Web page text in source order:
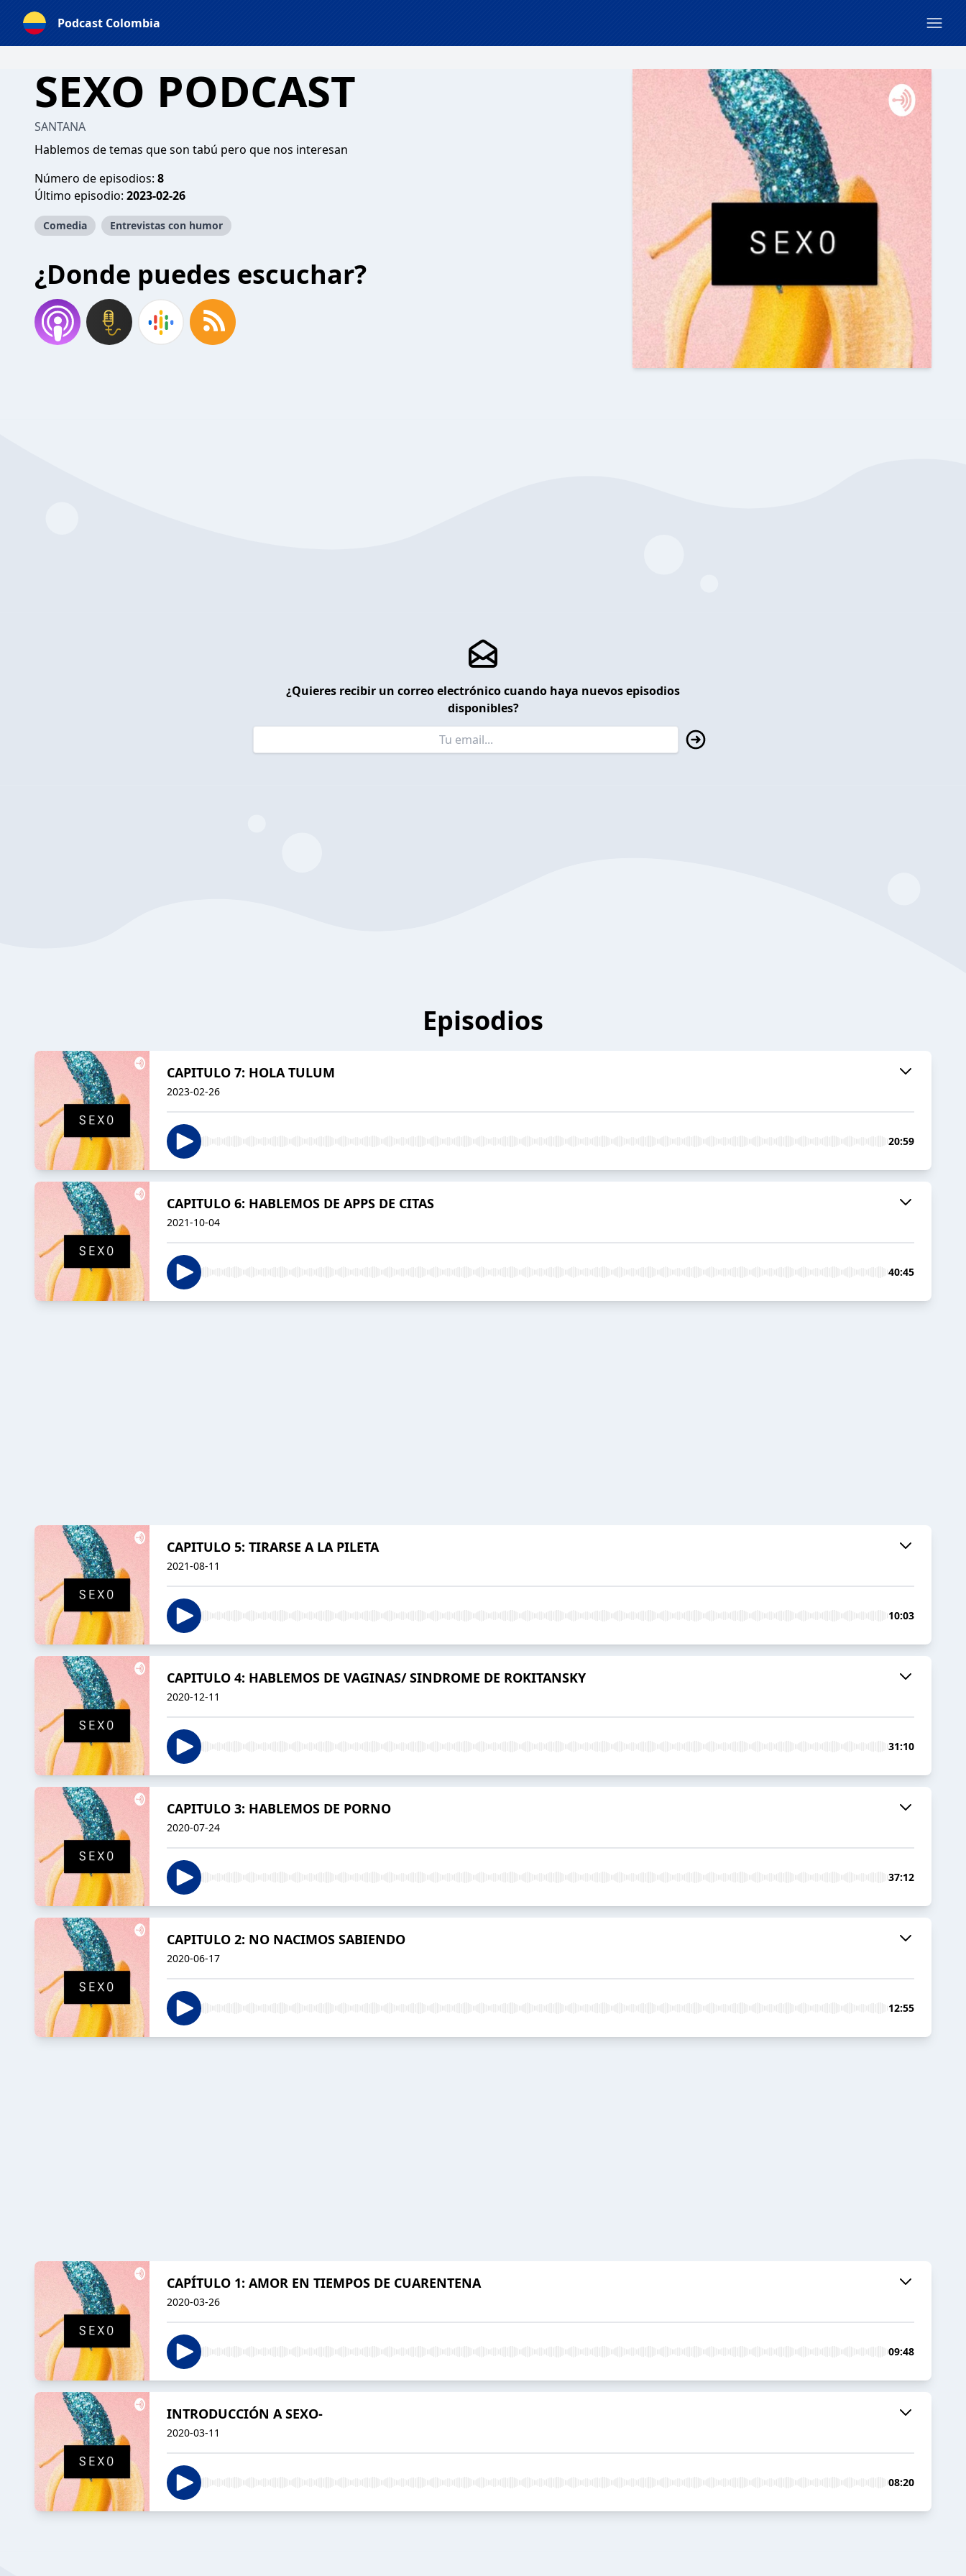
Podcast Colombia
SEXO PODCAST
SANTANA
Hablemos de temas que son tabú pero que nos interesan
Número de episodios: 8
Último episodio: 2023-02-26
Comedia Entrevistas con humor
¿Donde puedes escuchar?
¿Quieres recibir un correo electrónico cuando haya nuevos episodios
disponibles?
Episodios
CAPITULO 7: HOLA TULUM
2023-02-26
20:59
CAPITULO 6: HABLEMOS DE APPS DE CITAS
2021-10-04
40:45
CAPITULO 5: TIRARSE A LA PILETA
2021-08-11
10:03
CAPITULO 4: HABLEMOS DE VAGINAS/ SINDROME DE ROKITANSKY
2020-12-11
31:10
CAPITULO 3: HABLEMOS DE PORNO
2020-07-24
37:12
CAPITULO 2: NO NACIMOS SABIENDO
2020-06-17
12:55
CAPÍTULO 1: AMOR EN TIEMPOS DE CUARENTENA
2020-03-26
09:48
INTRODUCCIÓN A SEXO-
2020-03-11
08:20